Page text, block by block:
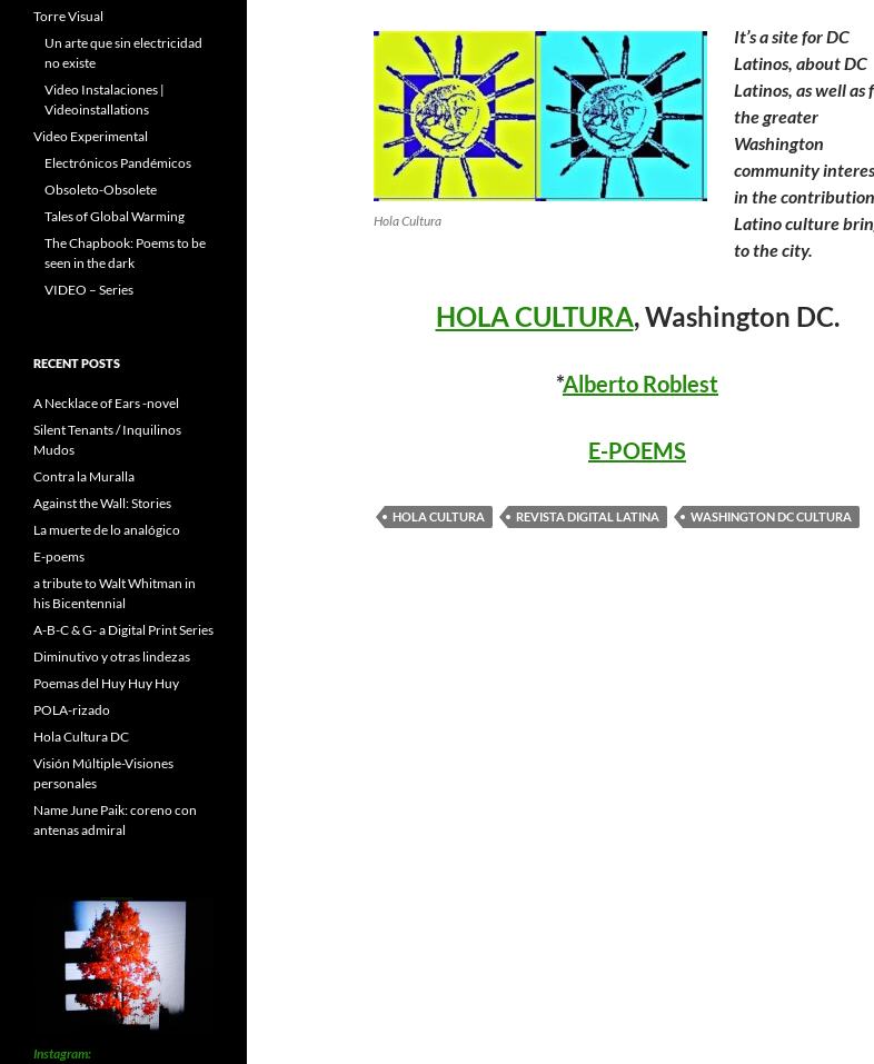
Hola Cultura
It’s a site for DC
Latinos, about DC
Latinos, as well as f
thegreater
Washington
community
in the
Latino culture
to the city.
HOLA CULTURA, Washington DC.
*Alberto Roblest
E-POEMS
HOLA CULTURA REVISTA DIGITAL LATINA WASHINGTON DC CULTURA
Torre Visual
Un arte que sin electricidad
no existe
Video Instalaciones |
Videoinstallations
Video Experimental
Electrónicos Pandémicos
Obsoleto-Obsolete
Tales of Global Warming
The Chapbook: Poems to be
seen in the dark
VIDEO – Series
RECENT POSTS
A Necklace of Ears -novel
Silent Tenants / Inquilinos
Mudos
Contra la Muralla
Against the Wall: Stories
La muerte de lo analógico
E-poems
a tribute to Walt Whitman in
his Bicentennial
A-B-C & G- a Digital Print Series
Diminutivo y otras lindezas
Poemas del Huy Huy Huy
POLA-rizado
Hola Cultura DC
Visión Múltiple-Visiones
personales
Name June Paik: coreno con
antenas admiral
Instagram: